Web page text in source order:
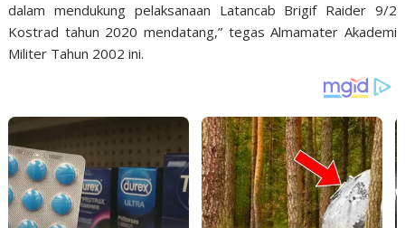
dalam mendukung pelaksanaan Latancab Brigif Raider 9/2
Kostrad tahun 2020 mendatang,” tegas Almamater Akademi
Militer Tahun 2002 ini.